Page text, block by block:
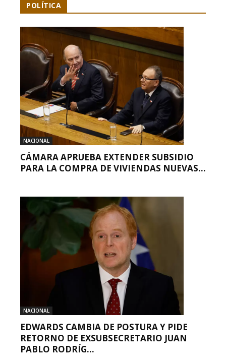
POLÍTICA
NACIONAL
CÁMARA APRUEBA EXTENDER SUBSIDIO
PARA LA COMPRA DE VIVIENDAS NUEVAS...
NACIONAL
EDWARDS CAMBIA DE POSTURA Y PIDE
RETORNO DE EXSUBSECRETARIO JUAN
PABLO RODRÍG...